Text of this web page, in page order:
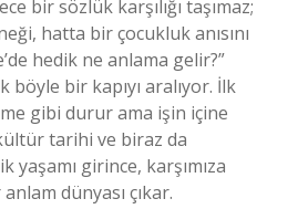
bir sözlük karşılığı taşımaz;
hatta bir çocukluk anısını
hedik ne anlama gelir?”
bir kapıyı aralıyor. İlk
gibi durur ama işin içine
tarihi ve biraz da
yaşamı girince, karşımıza
dünyası çıkar.